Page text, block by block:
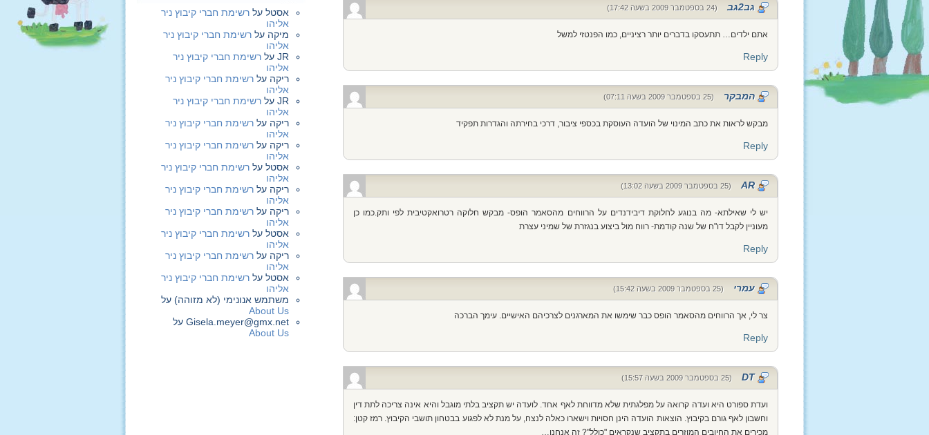
גב2גב (24 בספטמבר 2009 בשעה 17:42)
אתם ילדים… תתעסקו בדברים יותר רציניים, כמו הפנטזי למשל
Reply
המבקר (25 בספטמבר 2009 בשעה 07:11)
מבקש לראות את כתב המינוי של הועדה העוסקת בכספי ציבור, דרכי בחירתה והגדרות תפקיד
Reply
AR (25 בספטמבר 2009 בשעה 13:02)
יש לי שאילתא- מה בנוגע לחלוקת דיבידנדים על הרווחים מהסאמר הופס- מבקש חלוקה רטרואקטיבית לפי ותק.כמו כן
מעוניין לקבל דו"ח של שנה קודמת- רווח מול ביצוע בנגזרת של שמיני עצרת
Reply
עמרי (25 בספטמבר 2009 בשעה 15:42)
צר לי, אך הרווחים מהסאמר הופס כבר שימשו את המארגנים לצרכיהם האישיים. עימך הברכה
Reply
DT (25 בספטמבר 2009 בשעה 15:57)
ועדת ספורט היא ועדה קרואה על מפלגתית שלא מדווחת לאף אחד. לועדה יש תקציב בלתי מוגבל והיא אינה צריכה לתת דין
וחשבון לאף גורם בקיבוץ. הוצאות הועדה הינן חסויות וישארו כאלה לנצח, על מנת לא לפגוע בבטחון תושבי הקיבוץ. רמז קטן:
מכירים את החיובים המוזרים בתקציב שנקראים "כולל"? זה אנחנו…
אסטל על רשימת חברי קיבוץ ניר
אליהו
מיקה על רשימת חברי קיבוץ ניר
אליהו
JR על רשימת חברי קיבוץ ניר
אליהו
ריקה על רשימת חברי קיבוץ ניר
אליהו
JR על רשימת חברי קיבוץ ניר
אליהו
ריקה על רשימת חברי קיבוץ ניר
אליהו
ריקה על רשימת חברי קיבוץ ניר
אליהו
אסטל על רשימת חברי קיבוץ ניר
אליהו
ריקה על רשימת חברי קיבוץ ניר
אליהו
ריקה על רשימת חברי קיבוץ ניר
אליהו
אסטל על רשימת חברי קיבוץ ניר
אליהו
ריקה על רשימת חברי קיבוץ ניר
אליהו
אסטל על רשימת חברי קיבוץ ניר
אליהו
משתמש אנונימי (לא מזוהה) על
About Us
Gisela.meyer@gmx.net על
About Us